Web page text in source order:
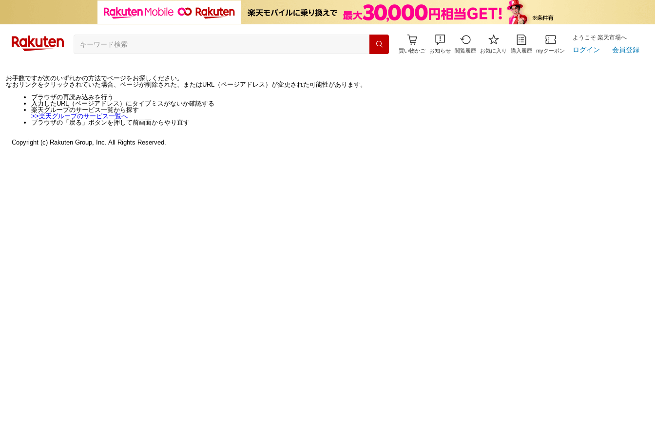
買い物かご お知らせ 閲覧履歴 お気に入り 購入履歴 myクーポン
ようこそ 楽天市場へ
ログイン 会員登録
お手数ですが次のいずれかの方法でページをお探しください。
なおリンクをクリックされていた場合、ページが削除された、またはURL（ページアドレス）が変更された可能性があります。
ブラウザの再読み込みを行う
入力したURL（ページアドレス）にタイプミスがないか確認する
楽天グループのサービス一覧から探す
>>楽天グループのサービス一覧へ
ブラウザの「戻る」ボタンを押して前画面からやり直す
Copyright (c) Rakuten Group, Inc. All Rights Reserved.